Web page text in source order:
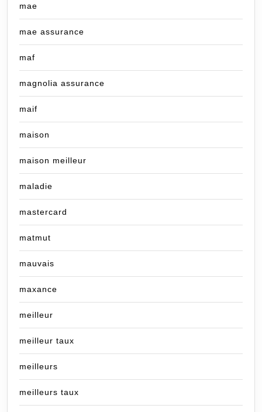
mae
mae assurance
maf
magnolia assurance
maif
maison
maison meilleur
maladie
mastercard
matmut
mauvais
maxance
meilleur
meilleur taux
meilleurs
meilleurs taux